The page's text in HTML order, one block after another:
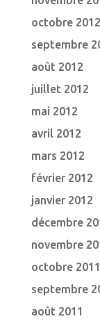
octobre 2012
septembre
août 2012
juillet 2012
mai 2012
avril 2012
mars 2012
février 2012
janvier 2012
décembre
novembre
octobre 2011
septembre
août 2011